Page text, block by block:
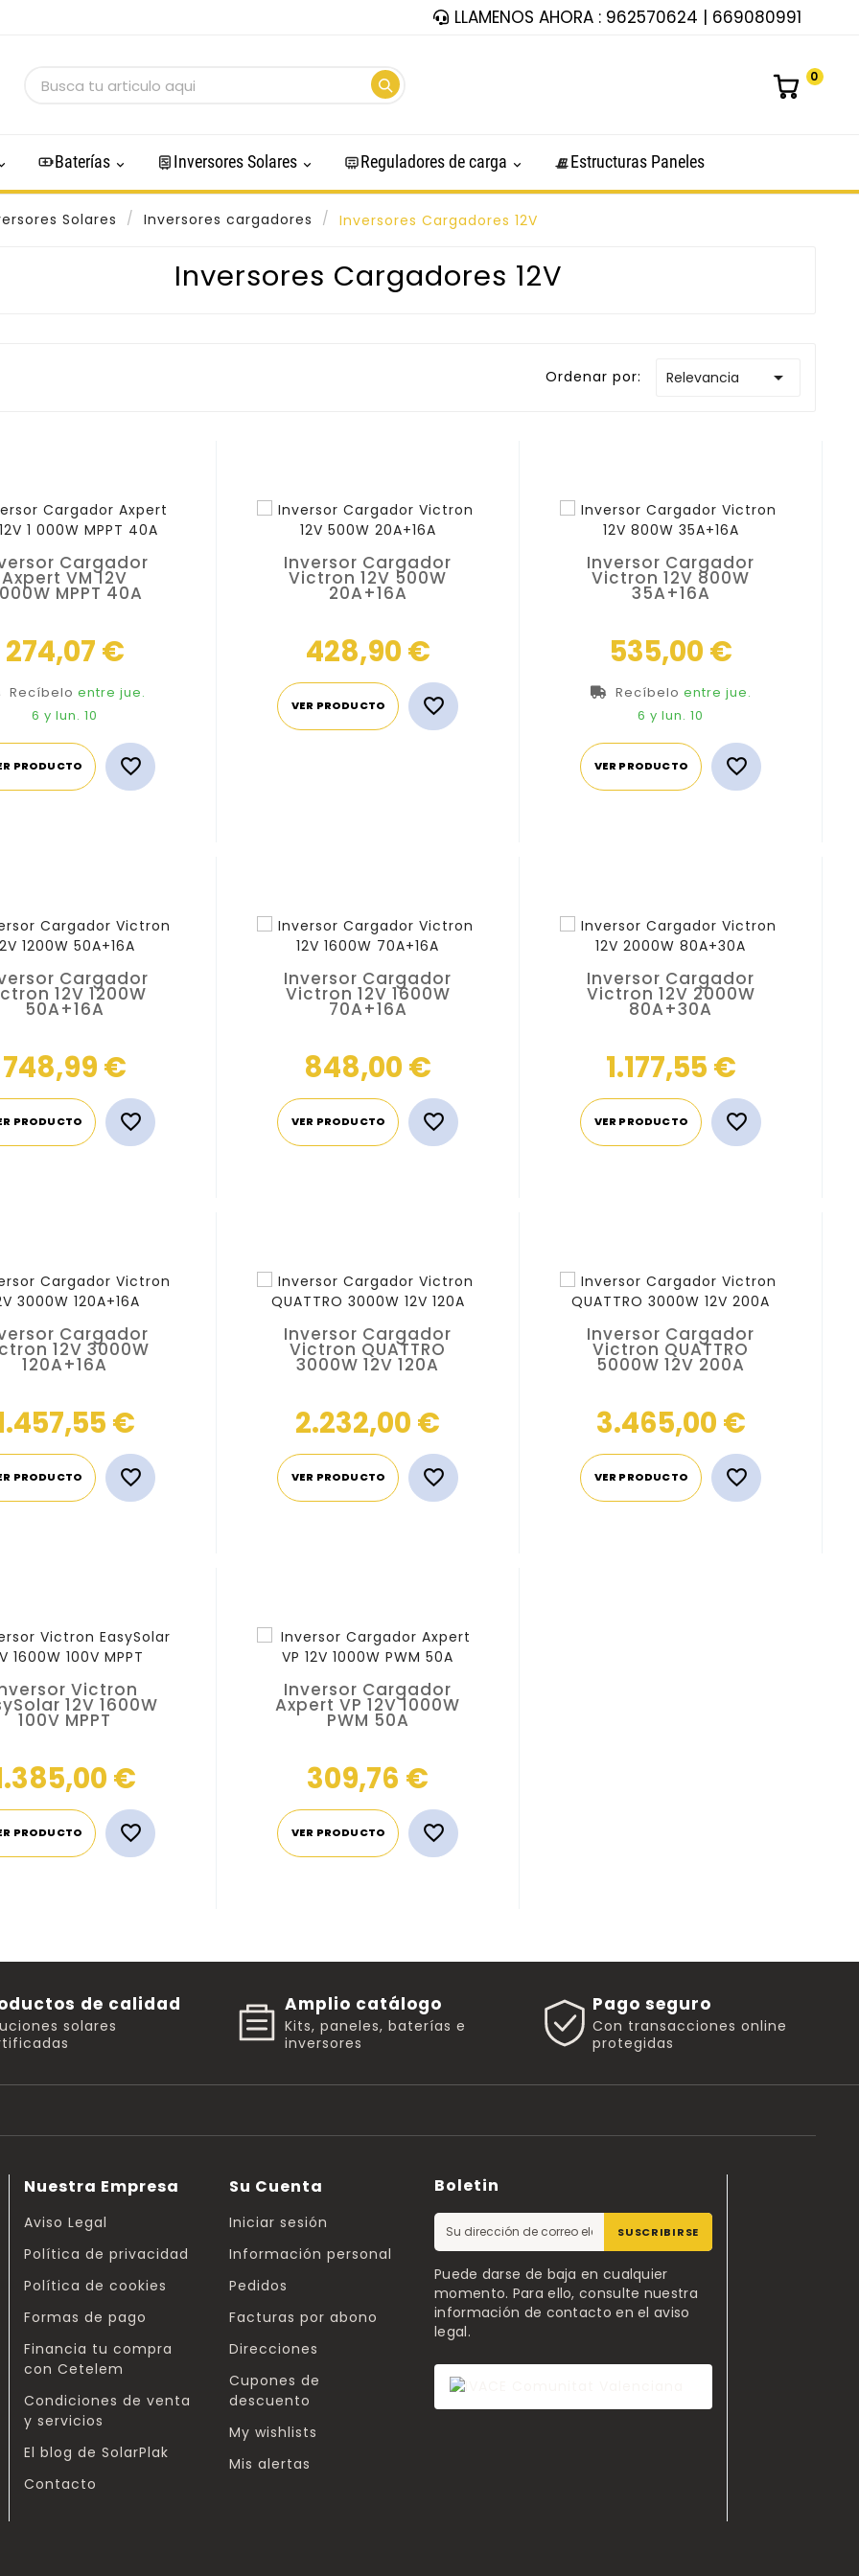
LLAMENOS AHORA : 962570624 | 669080991
0
Baterías Inversores Solares Reguladores de carga Estructuras Paneles
Solares Inversores cargadores Inversores Cargadores 12V
Inversores Cargadores 12V
Ordenar por: Relevancia 
Cargador
Axpert VM 12V
MPPT 40A
274,07 €
Recíbelo entre jue.
6y lun. 10
PRODUCTO 
Inversor Cargador
Victron 12V 500W
20A+16A
428,90 €
VER PRODUCTO 
Inversor Cargador
Victron 12V 800W
35A+16A
535,00 €
Recíbelo entre jue.
6y lun. 10
VER PRODUCTO 
Cargador
12V 1200W
50A+16A
748,99 €
PRODUCTO 
Inversor Cargador
Victron 12V 1600W
70A+16A
848,00 €
VER PRODUCTO 
Inversor Cargador
Victron 12V 2000W
80A+30A
1.177,55 €
VER PRODUCTO 
Cargador
12V 3000W
120A+16A
€
PRODUCTO 
Inversor Cargador
Victron QUATTRO
3000W 12V 120A
2.232,00 €
VER PRODUCTO 
Inversor Cargador
Victron QUATTRO
5000W 12V 200A
3.465,00 €
VER PRODUCTO 
Victron
12V 1600W
100V MPPT
€
PRODUCTO 
Inversor Cargador
Axpert VP 12V 1000W
PWM 50A
309,76 €
VER PRODUCTO 
de calidad
solares
Amplio catálogo
Kits, paneles, baterías e
inversores
Pago seguro
Con transacciones online
protegidas
Nuestra Empresa
Aviso Legal
Política de privacidad
Política de cookies
Formas de pago
Financia tu compra
con Cetelem
Condiciones de venta
y servicios
El blog de SolarPlak
Contacto
Su Cuenta
Iniciar sesión
Información personal
Pedidos
Facturas por abono
Direcciones
Cupones de
descuento
My wishlists
Mis alertas
Boletin
SUSCRIBIRSE
Puede darse de baja en cualquier
momento. Para ello, consulte nuestra
información de contacto en el aviso
legal.